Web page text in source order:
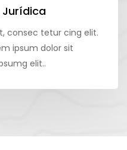
Jurídica
consec tetur cing elit.
ipsum dolor sit
elit..